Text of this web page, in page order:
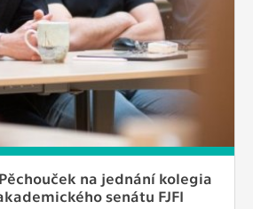
na jednání kolegia
senátu FJFI